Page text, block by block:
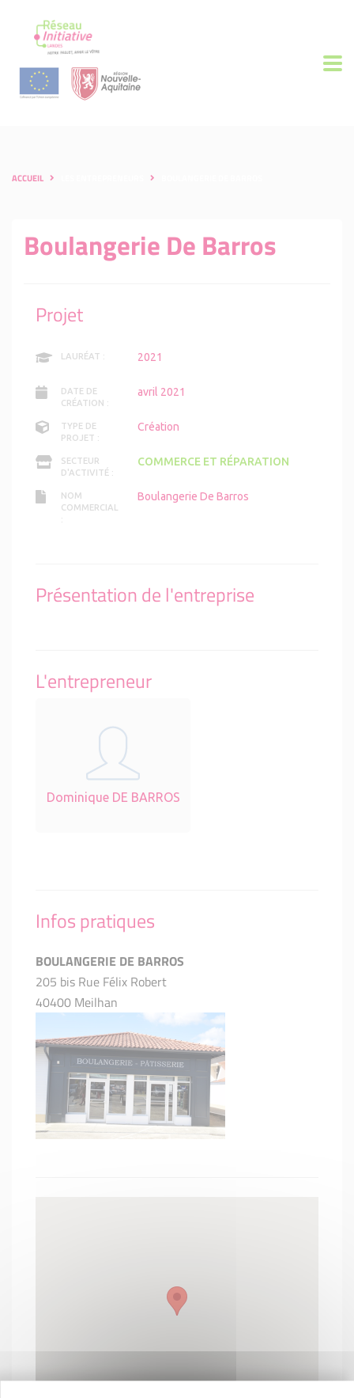
ACCUEIL
Boulangerie De Barros
Projet
LAURÉAT : 2021
DATE DE
CRÉATION :
avril 2021
TYPE DE
PROJET :
Création
SECTEUR
D'ACTIVITÉ :
COMMERCE ET RÉPARATION
NOM
COMMERCIAL
:
Boulangerie De Barros
Présentation de l'entreprise
L'entrepreneur
Dominique DE BARROS
Infos pratiques
BOULANGERIE DE BARROS
205 bis Rue Félix Robert
40400 Meilhan